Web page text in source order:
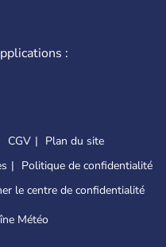
:
CGV
Plan du site
Politique de confidentialité
le centre de confidentialité
Météo